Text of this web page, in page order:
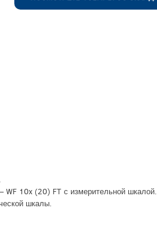
10x (20) FT с измерительной шкалой.
шкалы.